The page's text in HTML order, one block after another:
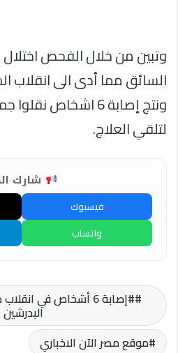
وتبين من خلال الفحص
السائق مما أدى الى انقلاب
ونتج إصابة 6 اشخاص
لتلقي العلاج.
شارك
فيسبوك
واتساب
#إصابة 6 أشخاص في
البدرشين
موقع مصر الآن الاخباري